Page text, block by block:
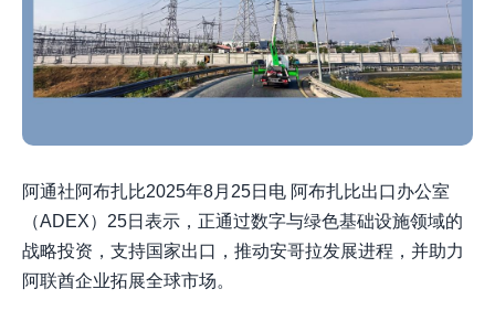
阿通社阿布扎比2025年8月25日电 阿布扎比出口办公室
（ADEX）25日表示，正通过数字与绿色基础设施领域的
战略投资，支持国家出口，推动安哥拉发展进程，并助力
阿联酋企业拓展全球市场。